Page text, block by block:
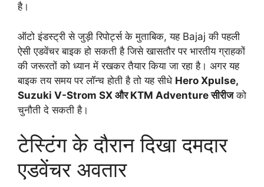
है।
ऑटो इंडस्ट्री से जुड़ी रिपोर्ट्स के मुताबिक, यह Bajaj की पहली
ऐसी एडवेंचर बाइक हो सकती है जिसे खासतौर पर भारतीय ग्राहकों
की जरूरतों को ध्यान में रखकर तैयार किया जा रहा है। अगर यह
बाइक तय समय पर लॉन्च होती है तो यह सीधे Hero Xpulse,
Suzuki V-Strom SX और KTM Adventure सीरीजको
चुनौती दे सकती है।
टेस्टिंग के दौरान दिखा दमदार
एडवेंचर अवतार